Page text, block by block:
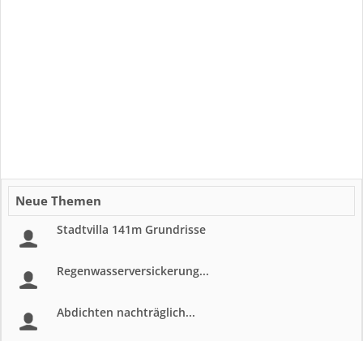
Neue Themen
Stadtvilla 141m Grundrisse
Regenwasserversickerung...
Abdichten nachträglich...